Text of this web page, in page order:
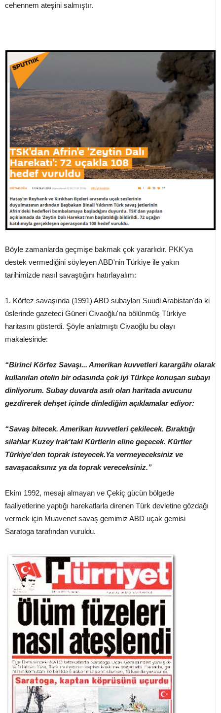
cehennem ateşini salmıştır.
Böyle zamanlarda geçmişe bakmak çok yararlıdır. PKK'ya
destek vermediğini söyleyen ABD'nin Türkiye ile yakın
tarihimizde nasıl savaştığını hatırlayalım:
1. Körfez savaşında (1991) ABD subayları Suudi Arabistan'da ki
üslerinde gazeteci Güneri Civaoğlu'na bölünmüş Türkiye
haritasını gösterdi. Şöyle anlatmıştı Civaoğlu bu olayı
makalesinde:
“Birinci Körfez Savaşı... Amerikan kuvvetleri karargâhı olarak
kullanılan otelin bir odasında çok iyi Türkçe konuşan subayı
dinliyorum. Subay duvarda asılı olan haritada avucunu
gezdirerek dehşet içinde dinlediğim açıklamalar ediyor:
“Savaş bitecek. Amerikan kuvvetleri çekilecek. Bıraktığı
silahlar Kuzey Irak'taki Kürtlerin eline geçecek. Kürtler
Türkiye'den toprak isteyecek.Ya vermeyeceksiniz ve
savaşacaksınız ya da toprak vereceksiniz.”
Ekim 1992, mesajı almayan ve Çekiç gücün bölgede
faaliyetlerine yaptığı harekatlarla direnen Türk devletine gözdağı
vermek için Muavenet savaş gemimiz ABD uçak gemisi
Saratoga tarafından vuruldu.